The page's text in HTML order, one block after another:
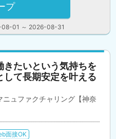
08-01 ～ 2026-08-31
プ
たいという気持ちを
て長期安定を叶える
ュファクチャリング【神奈
面接OK